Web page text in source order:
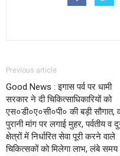
Previous article
Good News : इगास पर्व पर धामी
सरकार ने दी चिकित्साधिकारियों को
एस०डी०ए०सी०पी० की बड़ी सौगात,
पुरानी मांग पर लगाई मुहर, पर्वतीय व
क्षेत्रों में निर्धारित सेवा पूरी करने वाले
चिकित्सकों को मिलेगा लाभ, लंबे समय